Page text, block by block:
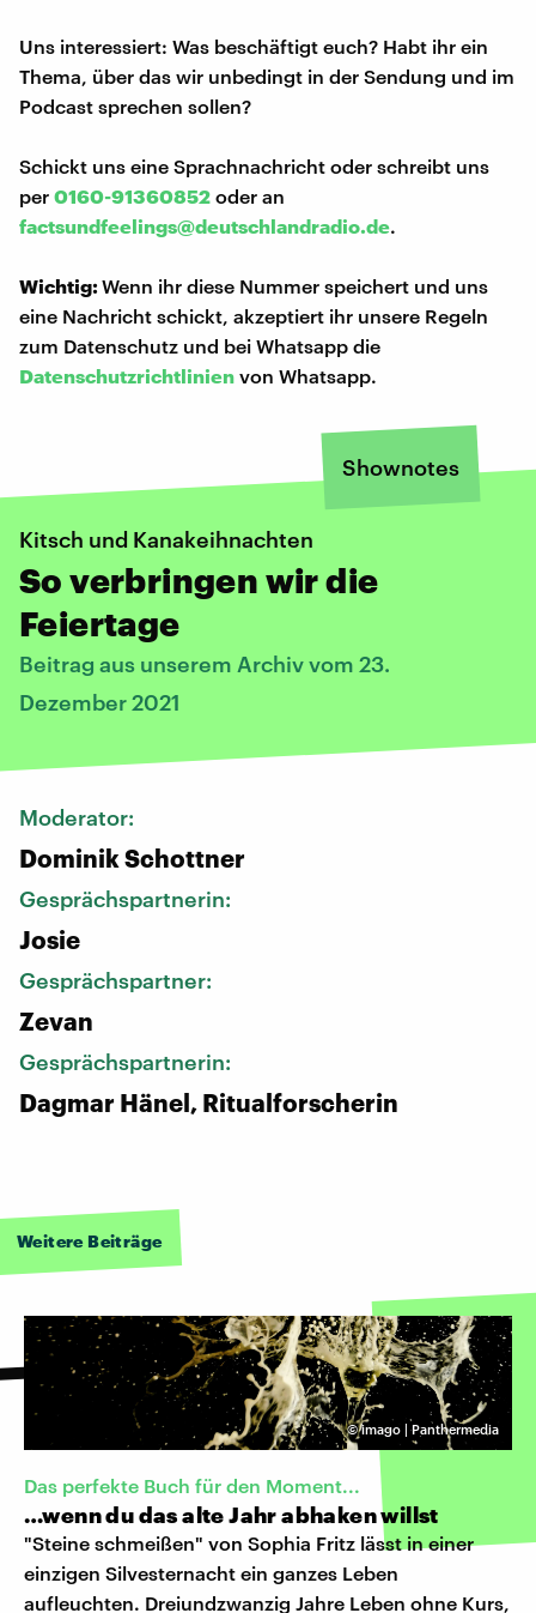
Uns interessiert: Was beschäftigt euch? Habt ihr ein
Thema, über das wir unbedingt in der Sendung und im
Podcast sprechen sollen?
Schickt uns eine Sprachnachricht oder schreibt uns
per 0160-91360852 oder an
factsundfeelings@deutschlandradio.de.
Wichtig:Wenn ihr diese Nummer speichert und uns
eine Nachricht schickt, akzeptiert ihr unsere Regeln
zum Datenschutz und bei Whatsapp die
Datenschutzrichtlinien von Whatsapp.
Shownotes
Kitsch und Kanakeihnachten
So verbringen wir die
Feiertage
Beitrag aus unserem Archiv vom 23.
Dezember 2021
Moderator:
Dominik Schottner
Gesprächspartnerin:
Josie
Gesprächspartner:
Zevan
Gesprächspartnerin:
Dagmar Hänel, Ritualforscherin
Weitere Beiträge
©imago | Panthermedia
Das perfekte Buch für den Moment...
…wenn du das alte Jahr abhaken willst
"Steine schmeißen" von Sophia Fritz lässt in einer
einzigen Silvesternacht ein ganzes Leben
aufleuchten. Dreiundzwanzig Jahre Leben ohne Kurs,